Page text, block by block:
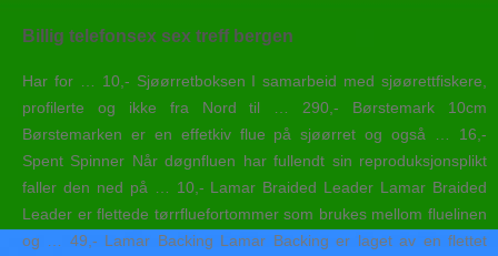
Billig telefonsex sex treff bergen
Har for … 10,- Sjøørretboksen I samarbeid med sjøørettfiskere,
profilerte og ikke fra Nord til … 290,- Børstemark 10cm
Børstemarken er en effetkiv flue på sjøørret og også … 16,-
Spent Spinner Når døgnfluen har fullendt sin reproduksjonsplikt
faller den ned på … 10,- Lamar Braided Leader Lamar Braided
Leader er flettede tørrfluefortommer som brukes mellom fluelinen
og … 49,- Lamar Backing Lamar Backing er laget av en flettet